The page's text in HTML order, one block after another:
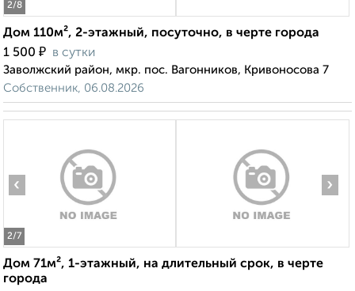
2/8
Дом 110м², 2-этажный, посуточно, в черте города
1 500 ₽ в сутки
Заволжский район, мкр. пос. Вагонников, Кривоносова 7
Собственник, 06.08.2026
2/7
‹ ›
Дом 71м², 1-этажный, на длительный срок, в черте
города